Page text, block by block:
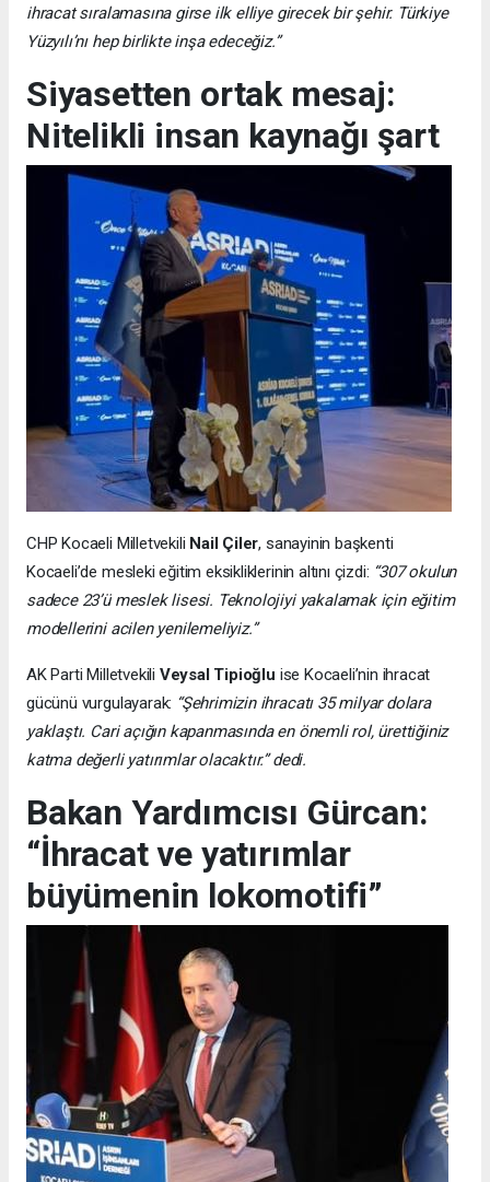
ihracat sıralamasına girse ilk elliye girecek bir şehir. Türkiye
Yüzyılı’nı hep birlikte inşa edeceğiz.”
Siyasetten ortak mesaj:
Nitelikli insan kaynağı şart
CHP Kocaeli Milletvekili Nail Çiler, sanayinin başkenti
Kocaeli’de mesleki eğitim eksikliklerinin altını çizdi: “307 okulun
sadece 23’ü meslek lisesi. Teknolojiyi yakalamak için eğitim
modellerini acilen yenilemeliyiz.”
AK Parti Milletvekili Veysal Tipioğlu ise Kocaeli’nin ihracat
gücünü vurgulayarak: “Şehrimizin ihracatı 35 milyar dolara
yaklaştı. Cari açığın kapanmasında en önemli rol, ürettiğiniz
katma değerli yatırımlar olacaktır.” dedi.
Bakan Yardımcısı Gürcan:
“İhracat ve yatırımlar
büyümenin lokomotifi”